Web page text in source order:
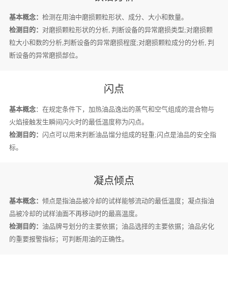
基本概念： 检测在用油中磨损颗粒形状、成分、大小和数量。
检测目的： 对磨损颗粒形状的分析, 判断设备的异常磨损类型;对磨损颗
粒大小和数的分析,判断设备的异常磨损程度;对磨损颗粒成分的分析, 判
断设备的异常磨损部位。
闪点
基本概念：在规定条件下，加热油品逸出的蒸气和空气组成的混合物与
火焰接触发生瞬间闪火时的最低温度称为闪点。
检测目的： 闪点可以用来判断油品馏分组成的轻重;闪点是油品的安全指
标。
凝点倾点
基本概念： 倾点是指油品被冷却的试样能够流动的最低温度；凝点指油
品被冷却的试样油面不再移动时的最高温度。
检测目的： 油品牌号划分的主要依据；油品选择的主要依据；油品劣化
的重要报警指标；可判断用油的正确性。